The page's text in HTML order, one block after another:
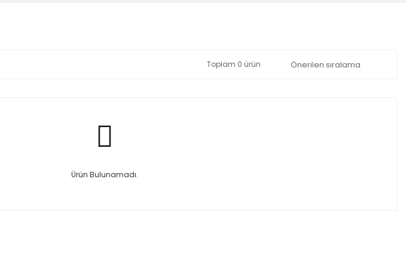
Toplam 0 ürün
Ürün Bulunamadı.